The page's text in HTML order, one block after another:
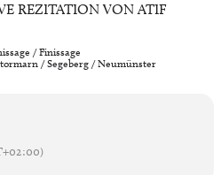
REZITATION VON ATIF
/ Finissage
/ Segeberg / Neumünster